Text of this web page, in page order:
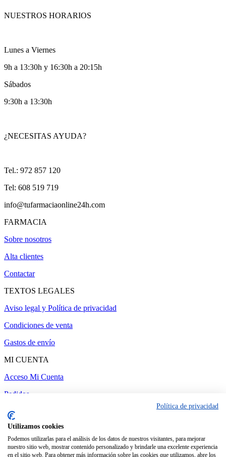
NUESTROS HORARIOS
Lunes a Viernes
9h a 13:30h y 16:30h a 20:15h
Sábados
9:30h a 13:30h
¿NECESITAS AYUDA?
Tel.: 972 857 120
Tel: 608 519 719
info@tufarmaciaonline24h.com
FARMACIA
Sobre nosotros
Alta clientes
Contactar
TEXTOS LEGALES
Aviso legal y Política de privacidad
Condiciones de venta
Gastos de envío
MI CUENTA
Acceso Mi Cuenta
Pedidos
Administrar web-Realizado por amc gestión
Política de privacidad
Utilizamos cookies
Podemos utilizarlas para el análisis de los datos de nuestros visitantes, para mejorar
nuestro sitio web, mostrar contenido personalizado y brindarle una excelente experiencia
en el sitio web. Para obtener más información sobre las cookies que utilizamos, abre los